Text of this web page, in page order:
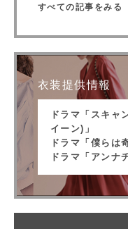
すべての記事をみる
衣装提供情報
ドラマ「スキャ
イーン)」
ドラマ「僕らは
ドラマ「アンナ